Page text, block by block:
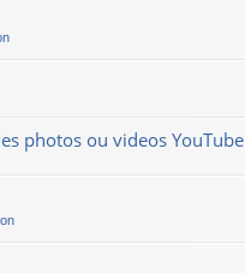
photos ou videos YouTube